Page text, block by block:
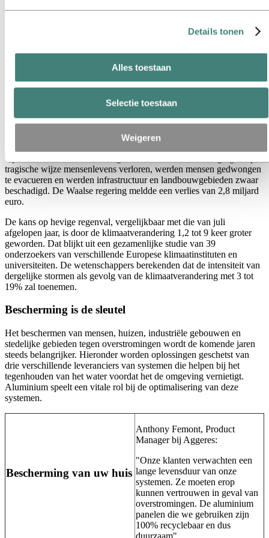
Details tonen
Alles toestaan
Selectie toestaan
Weigeren
Nu het overstromingsrisico toeneemt,
Tijdens de zware overstromingen in de zomer van 2021 gingen op
tragische wijze mensenlevens verloren, werden mensen gedwongen
te evacueren en werden infrastructuur en landbouwgebieden zwaar
beschadigd. De Waalse regering meldde een verlies van 2,8 miljard
euro.
De kans op hevige regenval, vergelijkbaar met die van juli
afgelopen jaar, is door de klimaatverandering 1,2 tot 9 keer groter
geworden. Dat blijkt uit een gezamenlijke studie van 39
onderzoekers van verschillende Europese klimaatinstituten en
universiteiten. De wetenschappers berekenden dat de intensiteit van
dergelijke stormen als gevolg van de klimaatverandering met 3 tot
19% zal toenemen.
Bescherming is de sleutel
Het beschermen van mensen, huizen, industriële gebouwen en
stedelijke gebieden tegen overstromingen wordt de komende jaren
steeds belangrijker. Hieronder worden oplossingen geschetst van
drie verschillende leveranciers van systemen die helpen bij het
tegenhouden van het water voordat het de omgeving vernietigt.
Aluminium speelt een vitale rol bij de optimalisering van deze
systemen.
Bescherming van uw huis
Anthony Femont, Product
Manager bij Aggeres:
"Onze klanten verwachten een
lange levensduur van onze
systemen. Ze moeten erop
kunnen vertrouwen in geval van
overstromingen. De aluminium
panelen die we gebruiken zijn
100% recyclebaar en dus
duurzaam".